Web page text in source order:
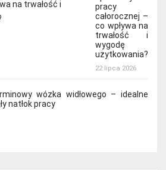
pracy
całorocznej –
co wpływa na
trwałość i
wygodę
użytkowania?
22 lipca 2026
wózka widłowego – idealne
natłok pracy